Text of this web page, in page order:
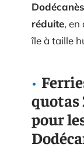
réduite, en
île à taille
quotas
pour